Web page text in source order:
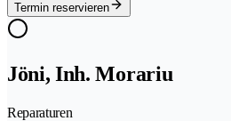
Termin reservieren
Jöni, Inh. Morariu
Reparaturen